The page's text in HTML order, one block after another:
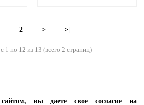
2 > >|
1 по 12 из 13 (всего 2 страниц)
вы даете свое согласие на